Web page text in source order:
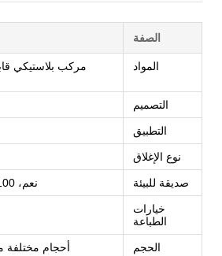
الصفة
المواد
مركب بلاستيكي
التصميم
التطبيق
نوع الإغلاق
صديقة للبيئة نعم، 100% قابلة لإعادة التدوير
خيارات
الطباعة
الحجم أحجام مختلفة